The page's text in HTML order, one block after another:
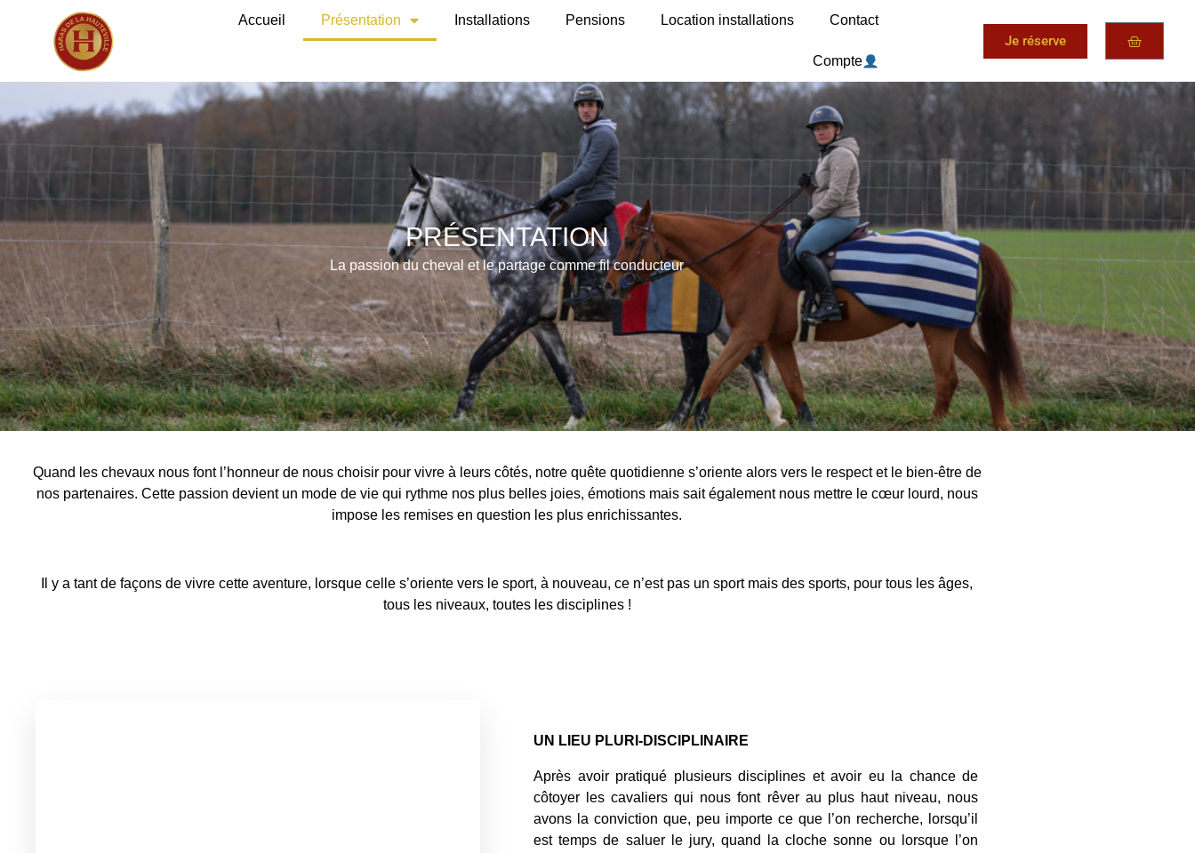
Accueil Présentation Installations Pensions Location installations Contact
Compte
Je réserve
PRÉSENTATION
La passion du cheval et le partage comme fil conducteur
Quand les chevaux nous font l’honneur de nous choisir pour vivre à leurs côtés, notre quête quotidienne s’oriente alors vers le respect et le bien-être de
nos partenaires. Cette passion devient un mode de vie qui rythme nos plus belles joies, émotions mais sait également nous mettre le cœur lourd, nous
impose les remises en question les plus enrichissantes.
Il y a tant de façons de vivre cette aventure, lorsque celle s’oriente vers le sport, à nouveau, ce n’est pas un sport mais des sports, pour tous les âges,
tous les niveaux, toutes les disciplines !
UN LIEU PLURI-DISCIPLINAIRE
Après avoir pratiqué plusieurs disciplines et avoir eu la chance de
côtoyer les cavaliers qui nous font rêver au plus haut niveau, nous
avons la conviction que, peu importe ce que l’on recherche, lorsqu’il
est temps de saluer le jury, quand la cloche sonne ou lorsque l’on